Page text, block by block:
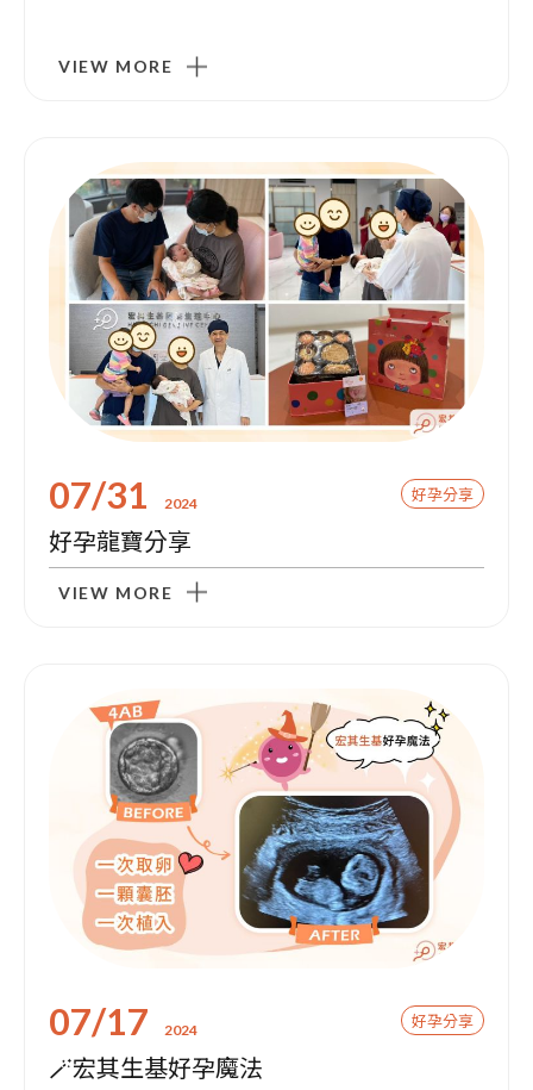
VIEW MORE
07/31 2024 好孕分享
好孕龍寶分享
VIEW MORE
07/17 2024 好孕分享
🪄宏其生基好孕魔法